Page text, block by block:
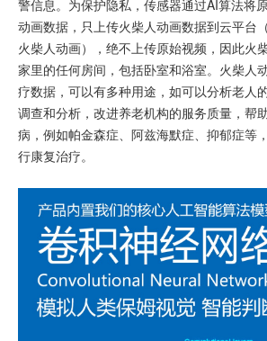
警信息。为保护隐私，传感器通过AI算法将
动画数据，只上传火柴人动画数据到云平台
火柴人动画），绝不上传原始视频，因此火
家里的任何房间，包括卧室和浴室。火柴人
疗数据，可以有多种用途，如可以分析老人
调查和分析，改进养老机构的服务质量，帮
病，例如帕金森症、阿兹海默症、抑郁症等
行康复治疗。